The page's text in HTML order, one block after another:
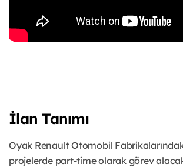
İlan Tanımı
Oyak Renault Otomobil
projelerde part-time olarak görev